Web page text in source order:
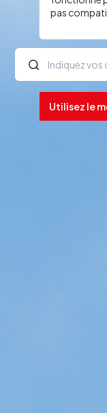
pas
Utilisez le